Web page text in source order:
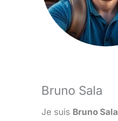
Bruno Sala
Je suis Bruno Sala